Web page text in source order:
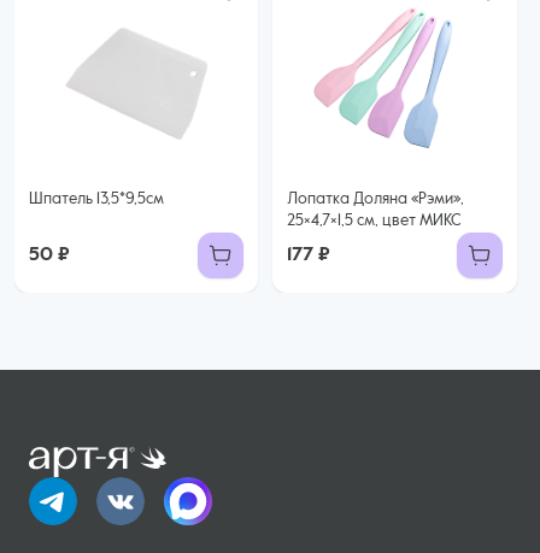
Шпатель 13,5*9,5см
50 ₽
Лопатка Доляна «Рэми»,
25×4,7×1,5 см, цвет МИКС
177 ₽